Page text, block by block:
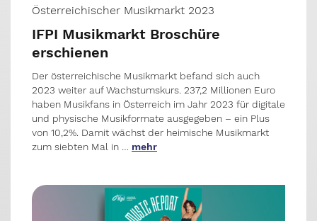
Österreichischer Musikmarkt 2023
IFPI Musikmarkt Broschüre
erschienen
Der österreichische Musikmarkt befand sich auch
2023 weiter auf Wachstumskurs. 237,2 Millionen Euro
haben Musikfans in Österreich im Jahr 2023 für digitale
und physische Musikformate ausgegeben – ein Plus
von 10,2%. Damit wächst der heimische Musikmarkt
zum siebten Mal in … mehr